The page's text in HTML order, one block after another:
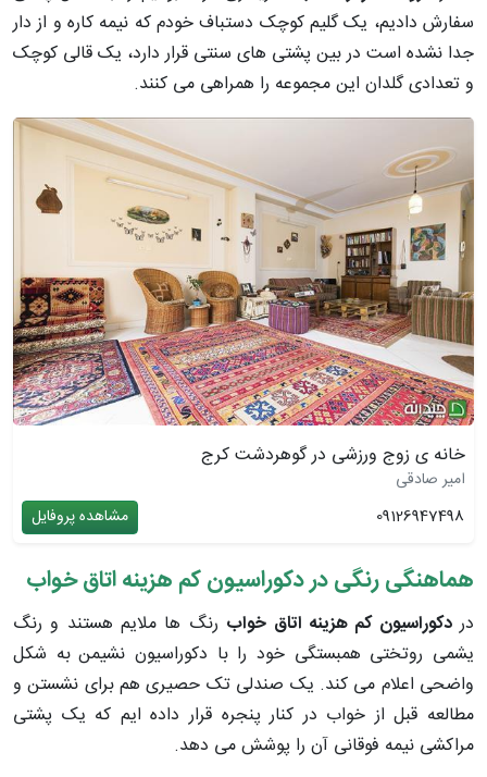
سفارش دادیم، یک گلیم کوچک دستباف خودم که نیمه کاره و از دار
جدا نشده است در بین پشتی های سنتی قرار دارد، یک قالی کوچک
و تعدادی گلدان این مجموعه را همراهی می کنند.
خانه ی زوج ورزشی در گوهردشت کرج
امیر صادقی
09126947498
مشاهده پروفایل
هماهنگی رنگی در دکوراسیون کم هزینه اتاق خواب
دردکوراسیون کم هزینه اتاق خواب رنگ ها ملایم هستند و رنگ
یشمی روتختی همبستگی خود را با دکوراسیون نشیمن به شکل
واضحی اعلام می کند. یک صندلی تک حصیری هم برای نشستن و
مطالعه قبل از خواب در کنار پنجره قرار داده ایم که یک پشتی
مراکشی نیمه فوقانی آن را پوشش می دهد.